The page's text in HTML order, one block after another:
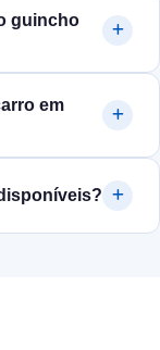
guincho
em